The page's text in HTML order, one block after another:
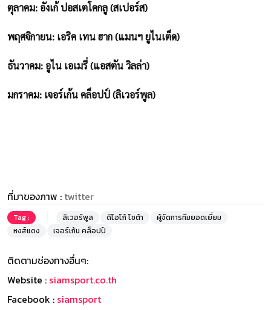
ตุลาคม: อังเก้ ปอสเตโคกลู (สเปอร์ส)
พฤศจิกายน: เอริค เทน ฮาก (แมนฯ ยูไนเต็ด)
ธันวาคม: อูไน เอเมรี่ (แอสตัน วิลล่า)
มกราคม: เจอร์เก้น คล็อปป์ (ลิเวอร์พูล)
ที่มาของภาพ : twitter
Tag : ลิเวอร์พูล ดิโอโก้ โชต้า
ผู้จัดการทีมยอดเยี่ยม
หงส์แดง
เจอร์เก้น คล็อปป์
ติดตามช่องทางอื่นๆ:
Website : siamsport.co.th
Facebook : siamsport